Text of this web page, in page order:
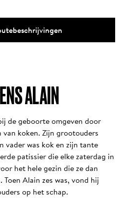
ALAIN
de geboorte omgeven door
van koken. Zijn grootouders
vader was kok en zijn tante
patissier die elke zaterdag in
het hele gezin die ze dan
Alain zes was, vond hij
op het schap.